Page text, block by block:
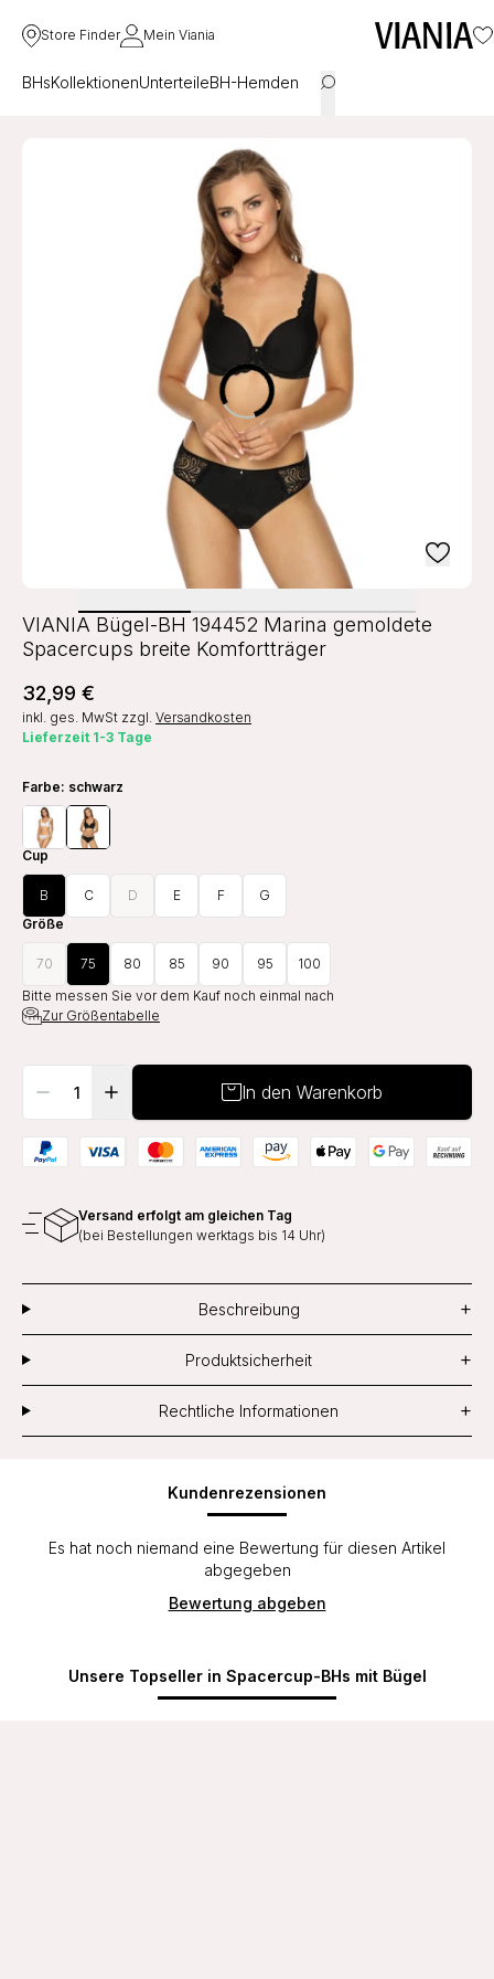
Store Finder Mein Viania
BHsKollektionenUnterteileBH-Hemden
VIANIA Bügel-BH 194452 Marina gemoldete
Spacercups breite Komfortträger
32,99 €
inkl. ges. MwSt zzgl. Versandkosten
Lieferzeit 1-3 Tage
Farbe: schwarz
Cup
B C D E F
G
Größe
70 75 80 85 90 95
100
Bitte messen Sie vor dem Kauf noch einmal nach
Zur Größentabelle
In den Warenkorb
Versand erfolgt am gleichen Tag
(bei Bestellungen werktags bis 14 Uhr)
Beschreibung +
Produktsicherheit +
Rechtliche Informationen +
Kundenrezensionen
Es hat noch niemand eine Bewertung für diesen Artikel
abgegeben
Bewertung abgeben
Unsere Topseller in Spacercup-BHs mit Bügel